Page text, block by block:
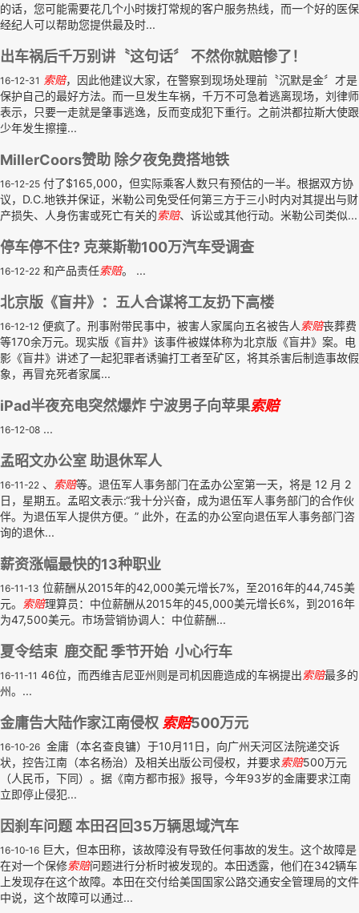
的话，您可能需要花几个小时拨打常规的客户服务热线，而一个好的医保
经纪人可以帮助您提供最及时...
出车祸后千万别讲〝这句话〞 不然你就赔惨了！
16-12-31 索赔，因此他建议大家，在警察到现场处理前〝沉默是金〞才是
保护自己的最好方法。而一旦发生车祸，千万不可急着逃离现场，刘律师
表示，只要一走就是肇事逃逸，反而变成犯下重行。之前洪都拉斯大使跟
少年发生擦撞...
MillerCoors赞助 除夕夜免费搭地铁
16-12-25 付了$165,000，但实际乘客人数只有预估的一半。根据双方协
议，D.C.地铁并保证，米勒公司免受任何第三方于三小时内对其提出与财
产损失、人身伤害或死亡有关的索赔、诉讼或其他行动。米勒公司类似...
停车停不住? 克莱斯勒100万汽车受调查
16-12-22 和产品责任索赔。 ...
北京版《盲井》：五人合谋将工友扔下高楼
16-12-12 便疯了。刑事附带民事中，被害人家属向五名被告人 索赔丧葬费
等170余万元。现实版《盲井》该事件被媒体称为北京版《盲井》案。电
影《盲井》讲述了一起犯罪者诱骗打工者至矿区，将其杀害后制造事故假
象，再冒充死者家属...
iPad半夜充电突然爆炸 宁波男子向苹果索赔
16-12-08 ...
孟昭文办公室 助退休军人
16-11-22 、 索赔等。退伍军人事务部门在孟办公室第一天，将是 12 月 2
日，星期五。孟昭文表示:“我十分兴奋，成为退伍军人事务部门的合作伙
伴。为退伍军人提供方便。” 此外，在孟的办公室向退伍军人事务部门咨
询的退休...
薪资涨幅最快的13种职业
16-11-13 位薪酬从2015年的42,000美元增长7%，至2016年的44,745美
元。
索赔理算员：中位薪酬从2015年的45,000美元增长6%，到2016年
为47,500美元。市场营销协调人：中位薪酬...
夏令结束 鹿交配 季节开始 小心行车
16-11-11 46位，而西维吉尼亚州则是司机因鹿造成的车祸提出索赔最多的
州。...
金庸告大陆作家江南侵权 索赔500万元
16-10-26 金庸（本名查良镛）于10月11日，向广州天河区法院递交诉
状，控告江南（本名杨治）及相关出版公司侵权，并要求索赔500万元
（人民币，下同）。据《南方都市报》报导，今年93岁的金庸要求江南
立即停止侵犯...
因刹车问题 本田召回35万辆思域汽车
16-10-16 巨大，但本田称，该故障没有导致任何事故的发生。这个故障是
在对一个保修索赔问题进行分析时被发现的。本田透露，他们在342辆车
上发现存在这个故障。本田在交付给美国国家公路交通安全管理局的文件
中说，这个故障可以通过...